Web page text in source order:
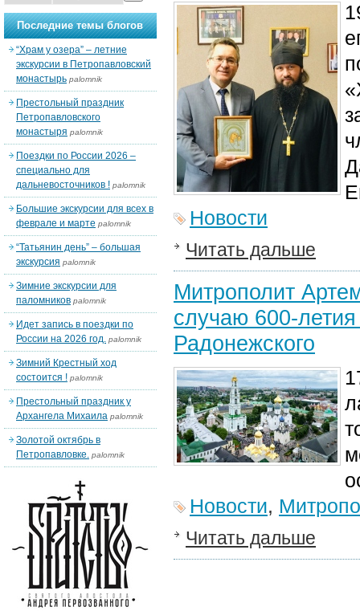
Новости
Читать дальше
Митрополит
случаю 600-
Радонежского
Новости,
Читать дальше
Последние темы блогов
“Храм у озера” – летние
экскурсии в Петропавловский
монастырь palomnik
Престольный праздник
Петропавловского
монастыря palomnik
Поездки по России 2026 –
специально для
дальневосточников ! palomnik
Большие экскурсии для всех в
феврале и марте palomnik
“Татьянин день” – большая
экскурсия palomnik
Зимние экскурсии для
паломников palomnik
Идет запись в поездки по
России на 2026 год. palomnik
Зимний Крестный ход
состоится ! palomnik
Престольный праздник у
Архангела Михаила palomnik
Золотой октябрь в
Петропавловке. palomnik